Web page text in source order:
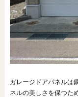
ガレージドアパネルは
ネルの美しさを保つた